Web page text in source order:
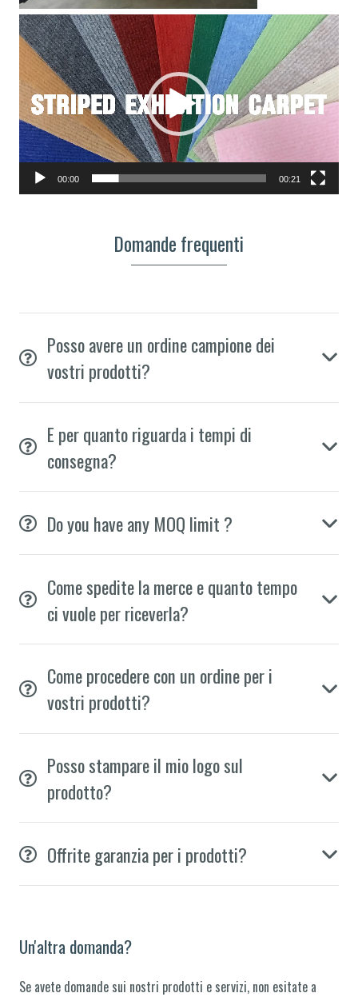
Video
Player
00:00 00:21
Domande frequenti
Posso avere un ordine campione dei
vostri prodotti?
E per quanto riguarda i tempi di
consegna?
Do you have any MOQ limit ?
Come spedite la merce e quanto tempo
ci vuole per riceverla?
Come procedere con un ordine per i
vostri prodotti?
Posso stampare il mio logo sul
prodotto?
Offrite garanzia per i prodotti?
Un'altra domanda?
Se avete domande sui nostri prodotti e servizi, non esitate a